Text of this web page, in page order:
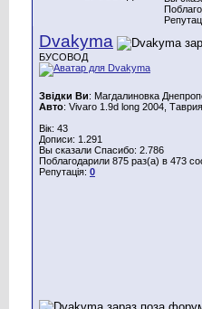
Dvakyma
БУСОВОД
Звідки Ви: Магдалиновка
Авто: Vivaro 1.9d long 2004, Таврия
Вік: 43
Дописи: 1.291
Вы сказали Спасибо: 2.786
Поблагодарили 875 раз(а) в 473
Репутація: 0